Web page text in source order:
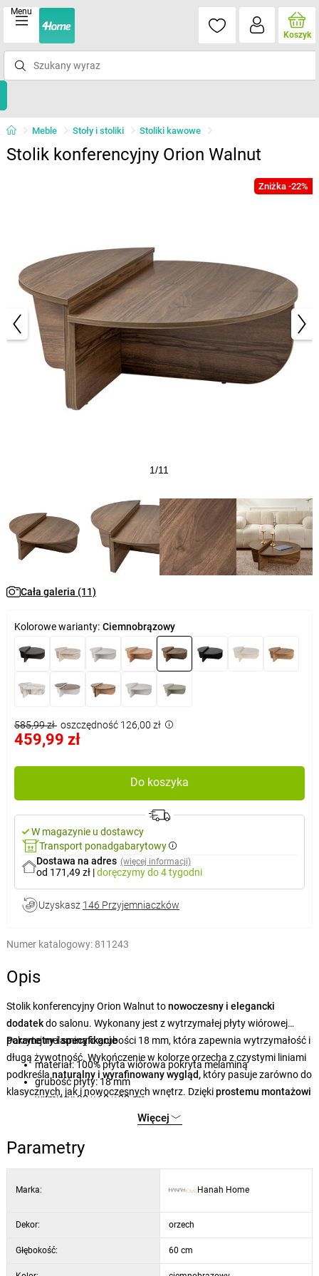
Menu
Koszyk
Meble Stoły i stoliki Stoliki kawowe
Stolik konferencyjny Orion Walnut
Zniżka -22%
1/11
Cała galeria (11)
Kolorowe warianty: Ciemnobrązowy
585,99 zł oszczędność 126,00 zł
459,99 zł
Do koszyka
W magazynie u dostawcy
Transport ponadgabarytowy
Dostawa na adres (więcej informacji)
od 171,49 zł |doręczymydo 4 tygodni
Uzyskasz 146 Przyjemniaczków
Numer katalogowy: 811243
Opis
Stolik konferencyjny Orion Walnut tonowoczesny i elegancki
dodatekdo salonu. Wykonany jest z wytrzymałej płyty wiórowej
pokrytej melaminą o grubości 18 mm, która zapewnia wytrzymałość i
długą żywotność. Wykończenie w kolorze orzecha z czystymi liniami
podkreśla naturalny i wyrafinowany wygląd,który pasuje zarówno do
klasycznych, jak i nowoczesnych wnętrz. Dziękiprostemu montażowi
Parametry i specyfikacje
materiał: 100% płyta wiórowa pokryta melaminą
grubość płyty: 18 mm
wymiary: 90 × 60 × 30 cm
wymiary: 85 × 30 × 35 cmWięcej
Parametry
Marka: Hanah Home
Dekor: orzech
Głębokość: 60 cm